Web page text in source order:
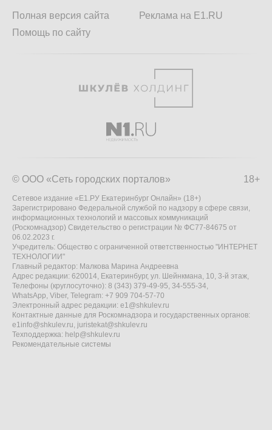
Полная версия сайта
Помощь по сайту
Реклама на E1.RU
18+
© ООО «Сеть городских порталов»
Сетевое издание «Е1.РУ Екатеринбург Онлайн» (18+)
Зарегистрировано Федеральной службой по надзору в сфере связи,
информационных технологий и массовых коммуникаций
(Роскомнадзор) Свидетельство о регистрации № ФС77-84675 от
06.02.2023 г.
Учредитель: Общество с ограниченной ответственностью "ИНТЕРНЕТ
ТЕХНОЛОГИИ"
Главный редактор: Малкова Марина Андреевна
Адрес редакции: 620014, Екатеринбург, ул. Шейнкмана, 10, 3-й этаж,
Телефоны (круглосуточно): 8 (343) 379-49-95, 34-555-34,
WhatsApp, Viber, Telegram: +7 909 704-57-70
Электронный адрес редакции: e1@shkulev.ru
Контактные данные для Роскомнадзора и государственных органов:
e1info@shkulev.ru, juristekat@shkulev.ru
Техподдержка: help@shkulev.ru
Рекомендательные системы